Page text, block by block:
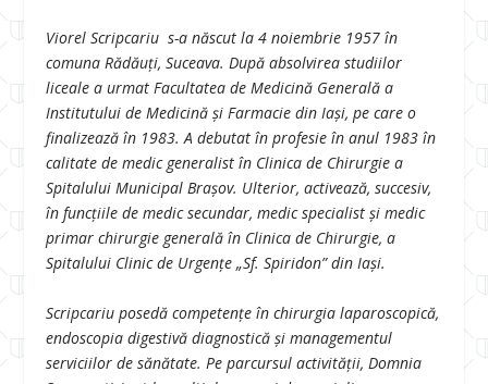
Viorel Scripcariu s-a născut la 4 noiembrie 1957 în
comuna Rădăuți, Suceava. După absolvirea studiilor
liceale a urmat Facultatea de Medicină Generală a
Institutului de Medicină şi Farmacie din Iaşi, pe care o
finalizează în 1983. A debutat în profesie în anul 1983 în
calitate de medic generalist în Clinica de Chirurgie a
Spitalului Municipal Brașov. Ulterior, activează, succesiv,
în funcțiile de medic secundar, medic specialist și medic
primar chirurgie generală în Clinica de Chirurgie, a
Spitalului Clinic de Urgențe „Sf. Spiridon” din Iași.
Scripcariu posedă competențe în chirurgia laparoscopică,
endoscopia digestivă diagnostică și managementul
serviciilor de sănătate. Pe parcursul activității, Domnia